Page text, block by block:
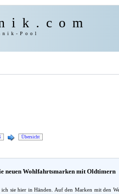
Pool
Übersicht
neuen Wohlfahrtsmarken mit Oldtimern
sie hier in Händen. Auf den Marken mit den